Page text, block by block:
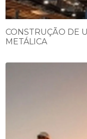
CONSTRUÇÃO DE
METÁLICA